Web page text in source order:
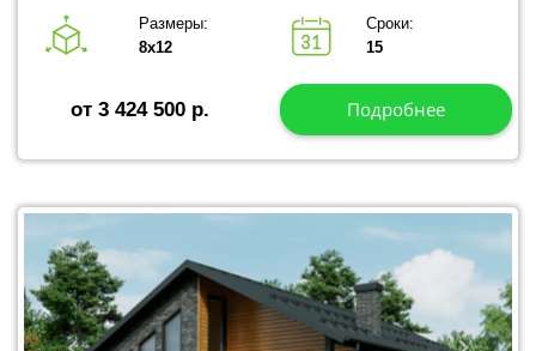
Размеры:
8х12
Сроки:
15
от 3 424 500 р. Подробнее